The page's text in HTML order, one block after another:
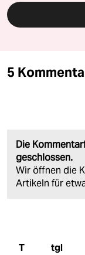
5
Die
geschlossen.
Wir öffnen die
Artikeln für
T tgl